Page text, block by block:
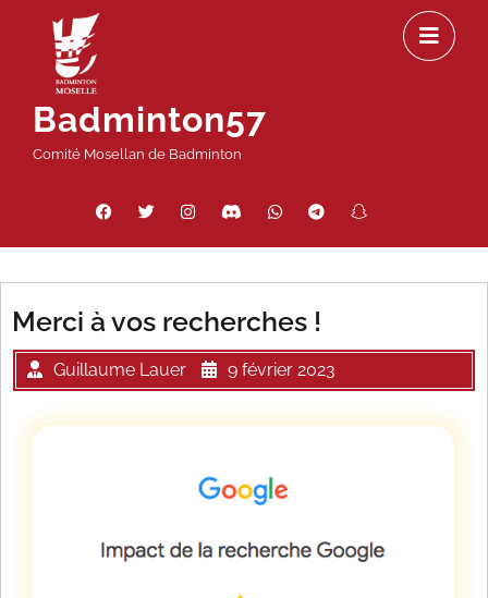
contenu
Badminton57
Comité Mosellan de Badminton
Facebook
Twitter InstagramDiscordWhatsAppTelegram
Merci à vos recherches !
Guillaume Lauer 9 février 2023